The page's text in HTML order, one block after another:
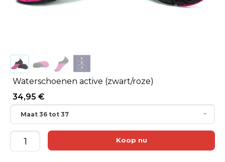
Waterschoenen active (zwart/roze)
34,95 €
Maat 36 tot 37